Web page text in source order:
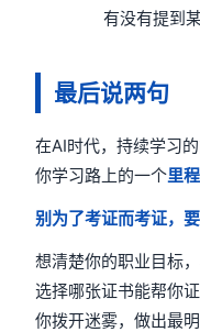
有没有提到
最后说两句
在AI时代，持续学习
你学习路上的一个里
别为了考证而考证，
想清楚你的职业目标
选择哪张证书能帮你
你拨开迷雾，做出最明